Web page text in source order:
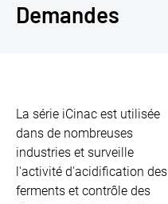
Demandes
La série iCinac est utilisée
dans de nombreuses
industries et surveille
l'activité d'acidification des
ferments et contrôle des